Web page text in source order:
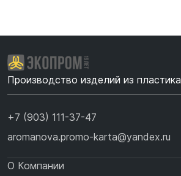
Производство изделий из пластика
+7 (903) 111-37-47
aromanova.promo-karta@yandex.ru
О Компании